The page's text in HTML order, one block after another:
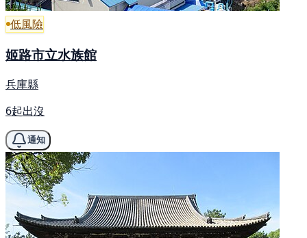
低風險
姬路市立水族館
兵庫縣
6起出沒
通知